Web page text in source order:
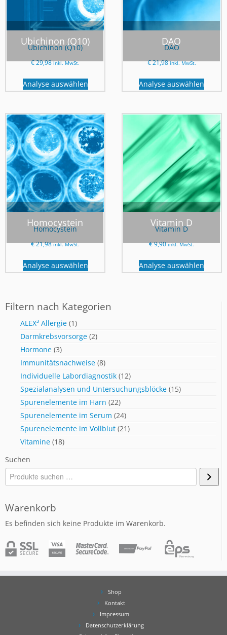
Ubichinon (Q10)
Ubichinon (Q10)
€29,98 inkl. MwSt.
Analyse auswählen
DAO
DAO
€21,98 inkl. MwSt.
Analyse auswählen
Homocystein
Homocystein
€21,98 inkl. MwSt.
Analyse auswählen
Vitamin D
Vitamin D
€9,90 inkl. MwSt.
Analyse auswählen
Filtern nach Kategorien
ALEX³ Allergie (1)
Darmkrebsvorsorge (2)
Hormone (3)
Immunitätsnachweise (8)
Individuelle Labordiagnostik (12)
Spezialanalysen und Untersuchungsblöcke (15)
Spurenelemente im Harn (22)
Spurenelemente im Serum (24)
Spurenelemente im Vollblut (21)
Vitamine (18)
Suchen
Warenkorb
Es befinden sich keine Produkte im Warenkorb.
Shop
Kontakt
Impressum
Datenschutzerklärung